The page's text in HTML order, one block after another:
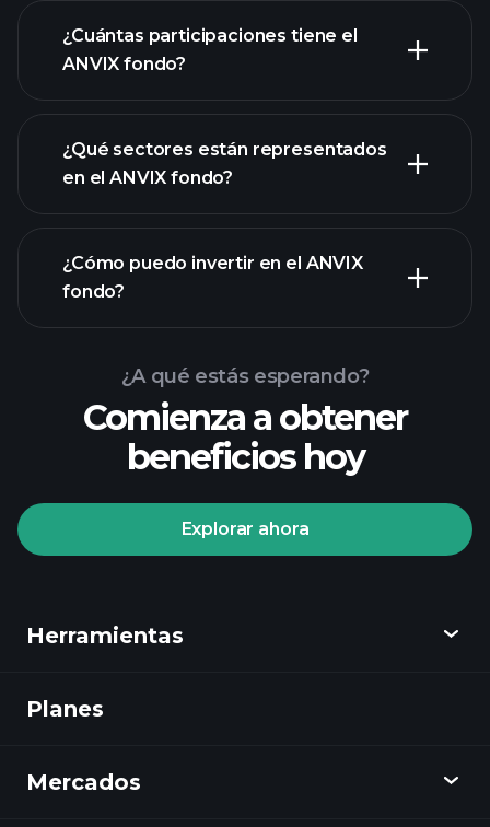
participaciones
participaciones
¿Cuántas participaciones tiene el
ANVIX fondo?
participaciones
¿Qué sectores están representados
en el ANVIX fondo?
¿Cómo puedo invertir en el ANVIX
fondo?
¿A qué estás esperando?
Comienza a obtener
beneficios hoy
Explorar ahora
Herramientas
Descubrir
Planes
Mercados